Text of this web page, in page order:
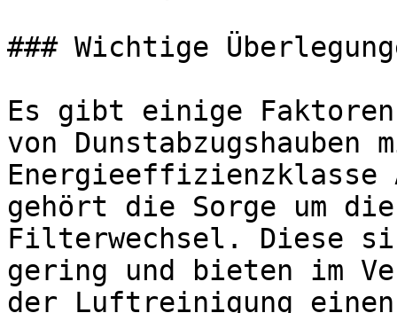
### Wichtige
Es gibt einige
von
Energieeffizienzklasse
gehört die Sorge um
Filterwechsel. Diese
gering und bieten im
der Luftreinigung einen